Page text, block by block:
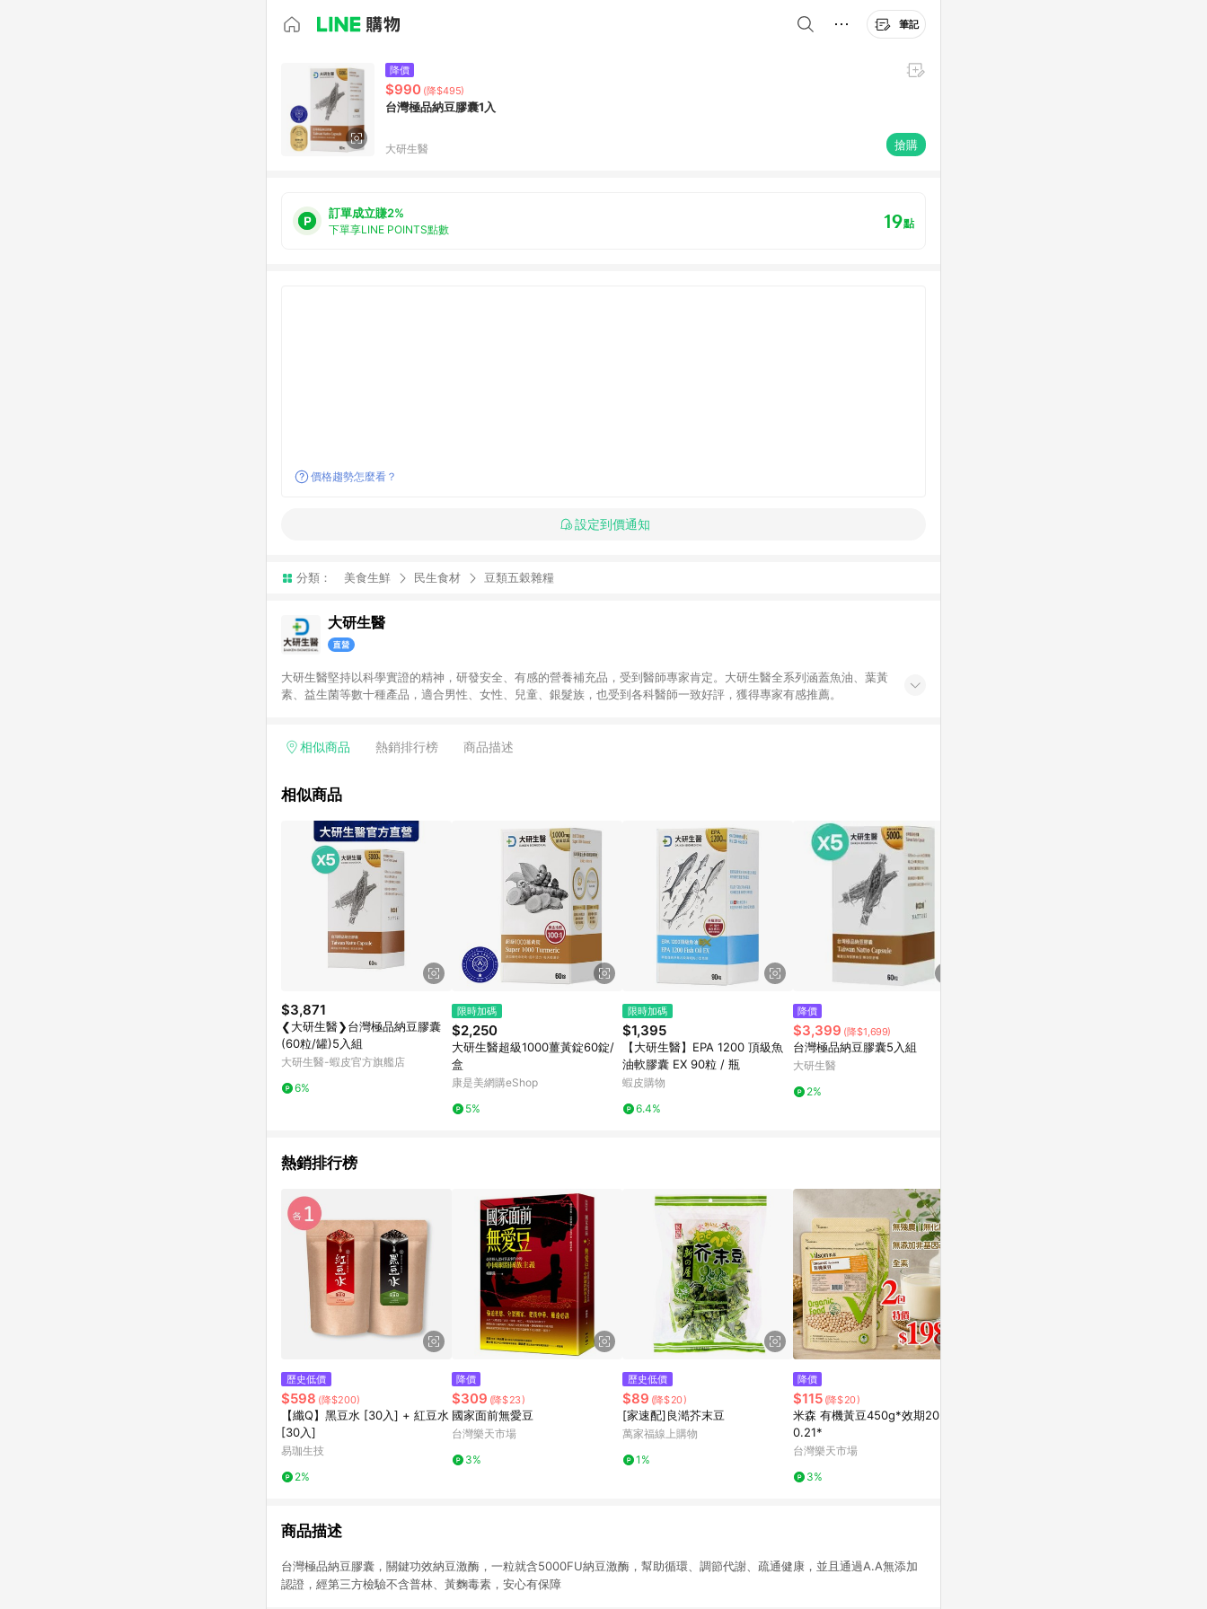
筆記
降價
$990 (降$495)
台灣極品納豆膠囊1入
大研生醫 搶購
訂單成立賺2%
下單享LINE POINTS點數 19點
價格趨勢怎麼看？
設定到價通知
分類： 美食生鮮 民生食材 豆類五穀雜糧
大研生醫
大研生醫堅持以科學實證的精神，研發安全、有感的營養補充品，受到醫師專家肯定。大研生醫全系列涵蓋魚油、葉黃
素、益生菌等數十種產品，適合男性、女性、兒童、銀髮族，也受到各科醫師一致好評，獲得專家有感推薦。
相似商品 熱銷排行榜 商品描述
相似商品
$3,871
❮大研生醫❯台灣極品納豆膠囊
(60粒/罐)5入組
大研生醫-蝦皮官方旗艦店
6%
限時加碼
$2,250
大研生醫超級1000薑黃錠60錠/
盒
康是美網購eShop
5%
限時加碼
$1,395
【大研生醫】EPA 1200 頂級魚
油軟膠囊 EX 90粒 / 瓶
蝦皮購物
6.4%
降價
$3,399 (降$1,699)
台灣極品納豆膠囊5入組
大研生醫
2%
熱銷排行榜
歷史低價
$598 (降$200)
【纖Q】黑豆水 [30入] + 紅豆水
[30入]
易珈生技
2%
降價
$309 (降$23)
國家面前無愛豆
台灣樂天市場
3%
歷史低價
$89 (降$20)
[家速配]良澔芥末豆
萬家福線上購物
1%
降價
$115 (降$20)
米森 有機黃豆450g*效期2026.1
0.21*
台灣樂天市場
3%
商品描述
台灣極品納豆膠囊，關鍵功效納豆激酶，一粒就含5000FU納豆激酶，幫助循環、調節代謝、疏通健康，並且通過A.A無添加
認證，經第三方檢驗不含普林、黃麴毒素，安心有保障